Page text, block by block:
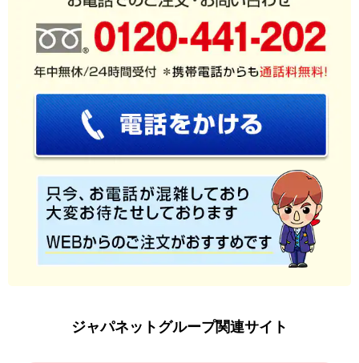
ジャパネットグループ関連サイト